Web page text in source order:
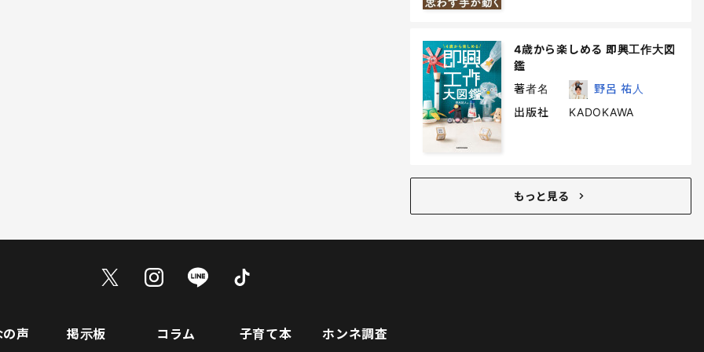
4歳から楽しめる 即興工作大図
鑑
著者名
野呂 祐人
出版社
KADOKAWA
もっと見る
声 掲示板 コラム 子育て本 ホンネ調査